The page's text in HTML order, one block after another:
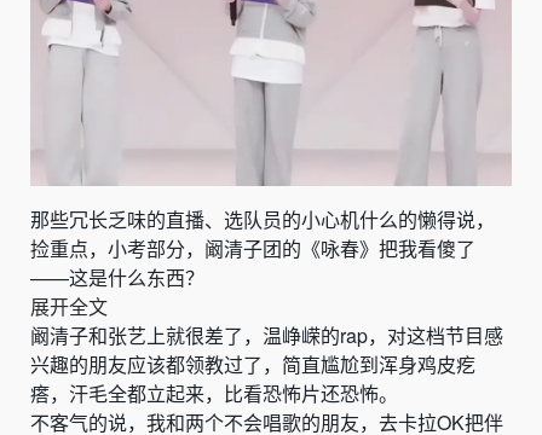
那些冗长乏味的直播、选队员的小心机什么的懒得说，
捡重点，小考部分，阚清子团的《咏春》把我看傻了
——这是什么东西？
展开全文
阚清子和张艺上就很差了，温峥嵘的rap，对这档节目感
兴趣的朋友应该都领教过了，简直尴尬到浑身鸡皮疙
瘩，汗毛全都立起来，比看恐怖片还恐怖。
不客气的说，我和两个不会唱歌的朋友，去卡拉OK把伴